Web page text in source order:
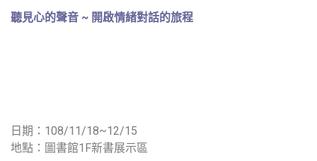
聽見心的聲音 ~ 開啟情緒對話的旅程
日期：108/11/18~12/15
地點：圖書館1F新書展示區